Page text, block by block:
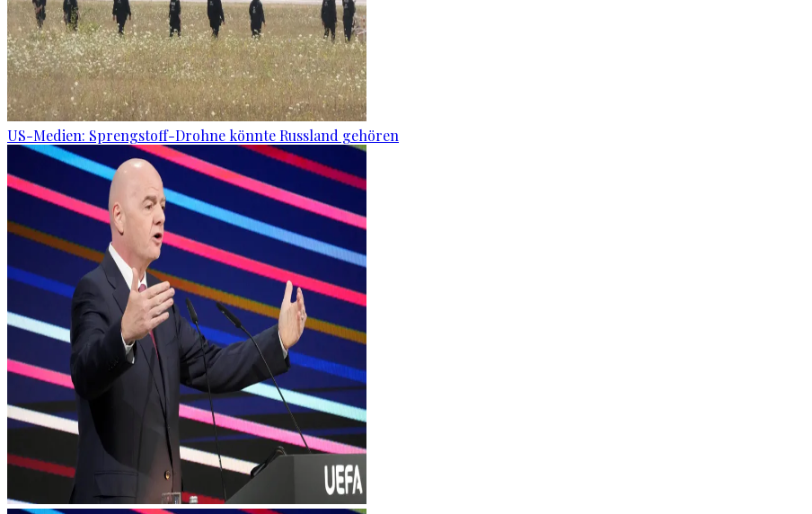
US-Medien: Sprengstoff-Drohne könnte Russland gehören